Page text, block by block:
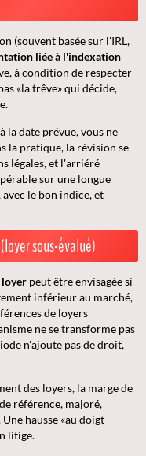
(souvent basée sur l'IRL,
liée à l'indexation
à condition de respecter
«la trêve» qui décide,
.
la date prévue, vous ne
la pratique, la révision se
légales, et l'arriéré
sur une longue
le bon indice, et
sous-évalué)
loyer peut être envisagée si
inférieur au marché,
de loyers
ne se transforme pas
n'ajoute pas de droit,
des loyers, la marge de
référence, majoré,
hausse «au doigt
litige.